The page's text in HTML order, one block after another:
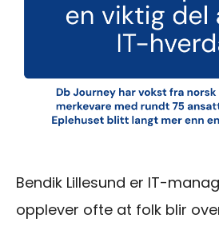
Bendik Lillesund er IT-
opplever ofte at folk blir